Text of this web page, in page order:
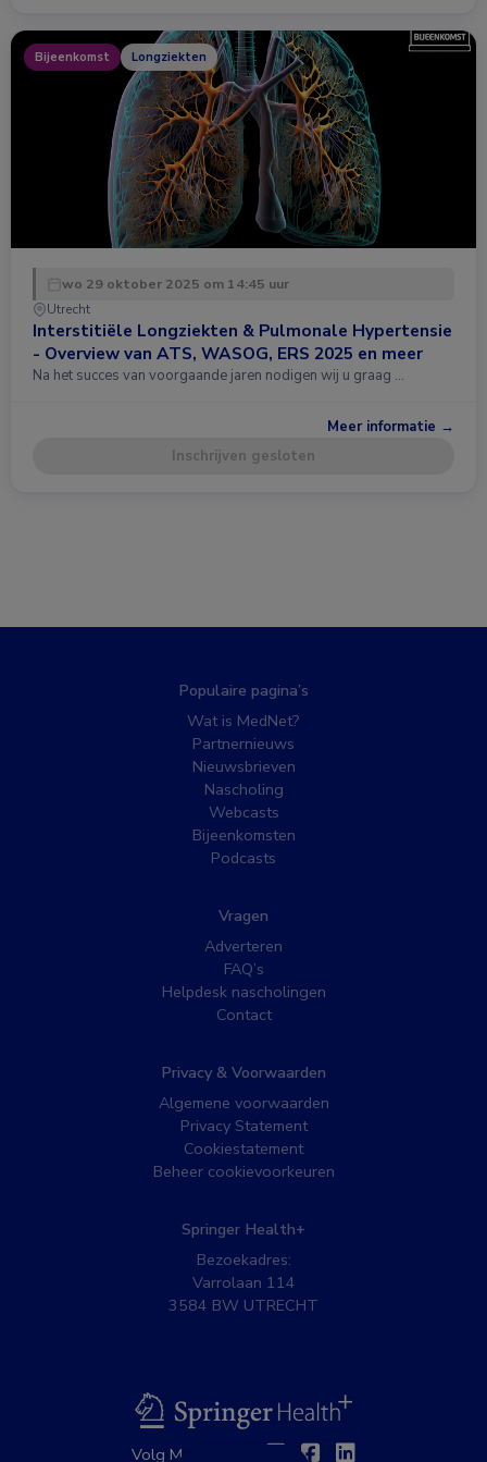
Bijeenkomst Longziekten
wo 29 oktober 2025 om 14:45 uur
Utrecht
Interstitiële Longziekten & Pulmonale Hypertensie
- Overview van ATS, WASOG, ERS 2025 en meer
Na het succes van voorgaande jaren nodigen wij u graag …
Meer informatie →
Inschrijven gesloten
Populaire pagina’s
Wat is MedNet?
Partnernieuws
Nieuwsbrieven
Nascholing
Webcasts
Bijeenkomsten
Podcasts
Vragen
Adverteren
FAQ’s
Helpdesk nascholingen
Contact
Privacy & Voorwaarden
Algemene voorwaarden
Privacy Statement
Cookiestatement
Beheer cookievoorkeuren
Springer Health+
Bezoekadres:
Varrolaan 114
3584 BW UTRECHT
BSL
Volg MedNet op: TwitterFacebook
Linkedin